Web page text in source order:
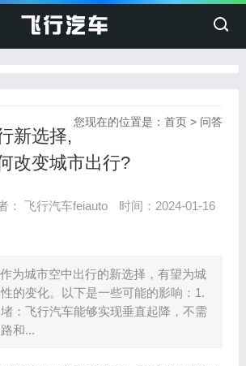
您现在的位置是：首页 > 问答
新选择,
改变城市出行?
： 飞行汽车feiauto
时间：2024-01-16
为城市空中出行的新选择，有望为城
的变化。以下是一些可能的影响：1.
：飞行汽车能够实现垂直起降，不需
和...